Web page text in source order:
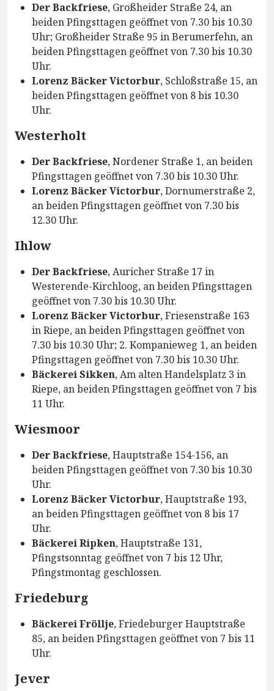
Der Backfriese, Großheider Straße 24, an
beiden Pfingsttagen geöffnet von 7.30 bis 10.30
Uhr; Großheider Straße 95 in Berumerfehn, an
beiden Pfingsttagen geöffnet von 7.30 bis 10.30
Uhr.
Lorenz Bäcker Victorbur, Schloßstraße 15, an
beiden Pfingsttagen geöffnet von 8 bis 10.30
Uhr.
Westerholt
Der Backfriese, Nordener Straße 1, an beiden
Pfingsttagen geöffnet von 7.30 bis 10.30 Uhr.
Lorenz Bäcker Victorbur, Dornumerstraße 2,
an beiden Pfingsttagen geöffnet von 7.30 bis
12.30 Uhr.
Ihlow
Der Backfriese, Auricher Straße 17 in
Westerende-Kirchloog, an beiden Pfingsttagen
geöffnet von 7.30 bis 10.30 Uhr.
Lorenz Bäcker Victorbur, Friesenstraße 163
in Riepe, an beiden Pfingsttagen geöffnet von
7.30 bis 10.30 Uhr; 2. Kompanieweg 1, an beiden
Pfingsttagen geöffnet von 7.30 bis 10.30 Uhr.
Bäckerei Sikken, Am alten Handelsplatz 3 in
Riepe, an beiden Pfingsttagen geöffnet von 7 bis
11 Uhr.
Wiesmoor
Der Backfriese, Hauptstraße 154-156, an
beiden Pfingsttagen geöffnet von 7.30 bis 10.30
Uhr.
Lorenz Bäcker Victorbur, Hauptstraße 193,
an beiden Pfingsttagen geöffnet von 8 bis 17
Uhr.
Bäckerei Ripken, Hauptstraße 131,
Pfingstsonntag geöffnet von 7 bis 12 Uhr,
Pfingstmontag geschlossen.
Friedeburg
Bäckerei Fröllje, Friedeburger Hauptstraße
85, an beiden Pfingsttagen geöffnet von 7 bis 11
Uhr.
Jever